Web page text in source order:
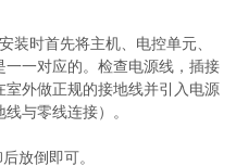
装时首先将主机、电控单元、
一对应的。检查电源线，插接
外做正规的接地线并引入电源
与零线连接）。
放倒即可。